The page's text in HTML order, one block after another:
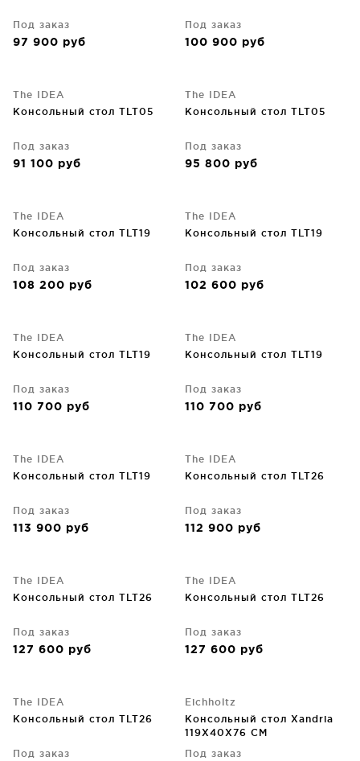
Под заказ
97 900 руб
Под заказ
100 900 руб
The IDEA
Консольный стол TLT05
Под заказ
91 100 руб
The IDEA
Консольный стол TLT05
Под заказ
95 800 руб
The IDEA
Консольный стол TLT19
Под заказ
108 200 руб
The IDEA
Консольный стол TLT19
Под заказ
102 600 руб
The IDEA
Консольный стол TLT19
Под заказ
110 700 руб
The IDEA
Консольный стол TLT19
Под заказ
110 700 руб
The IDEA
Консольный стол TLT19
Под заказ
113 900 руб
The IDEA
Консольный стол TLT26
Под заказ
112 900 руб
The IDEA
Консольный стол TLT26
Под заказ
127 600 руб
The IDEA
Консольный стол TLT26
Под заказ
127 600 руб
The IDEA
Консольный стол TLT26
Под заказ
Eichholtz
Консольный стол Xandria
119X40X76 CM
Под заказ